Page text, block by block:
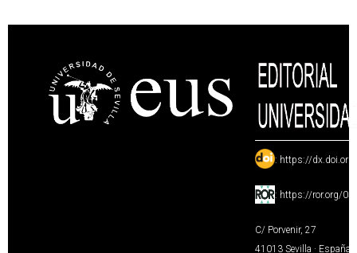
: https://
: https://ror.org/
C/ Porvenir, 27
41013 Sevilla · España